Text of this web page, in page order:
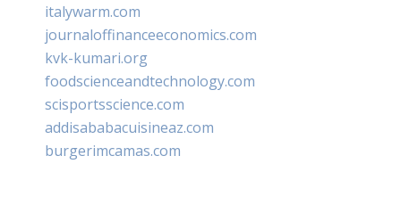
italywarm.com
journaloffinanceeconomics.com
kvk-kumari.org
foodscienceandtechnology.com
scisportsscience.com
addisababacuisineaz.com
burgerimcamas.com